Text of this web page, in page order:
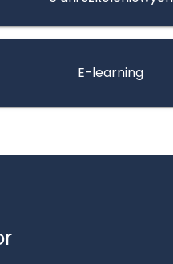
E-learning